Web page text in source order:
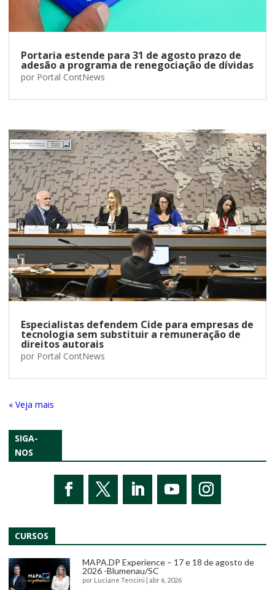
Portaria estende para 31 de agosto prazo de
adesão a programa de renegociação de dívidas
por Portal ContNews
Especialistas defendem Cide para empresas de
tecnologia sem substituir a remuneração de
direitos autorais
por Portal ContNews
« Entradas Antigas
SIGA-
NOS
CURSOS
MAPA.DP Experience – 17 e 18 de agosto de
2026 -Blumenau/SC
por Luciane Tencini abr 6, 2026